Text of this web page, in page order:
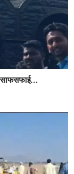
साफसफाई...